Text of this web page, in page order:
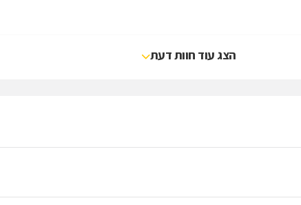
הצג עוד חוות דעת